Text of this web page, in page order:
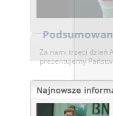
Pewne
Agnieszka
do trzeciej rundy